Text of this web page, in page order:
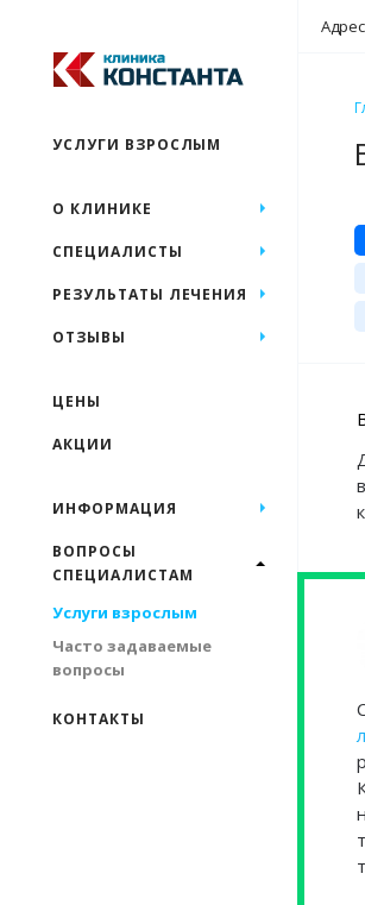
УСЛУГИ ВЗРОСЛЫМ
О КЛИНИКЕ
СПЕЦИАЛИСТЫ
РЕЗУЛЬТАТЫ ЛЕЧЕНИЯ
ОТЗЫВЫ
ЦЕНЫ
АКЦИИ
ИНФОРМАЦИЯ
ВОПРОСЫ
СПЕЦИАЛИСТАМ
Услуги взрослым
Часто задаваемые
вопросы
КОНТАКТЫ